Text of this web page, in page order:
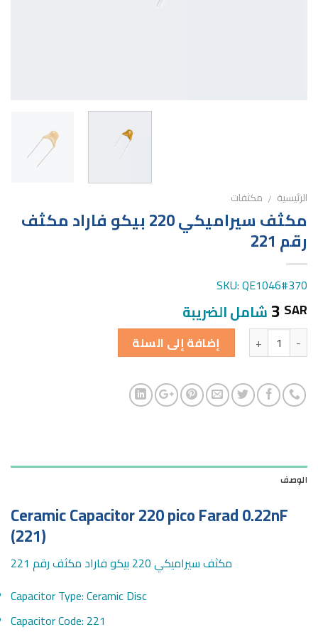
الرئيسية / مكثفات
مكثف سيراميكي 220 بيكو فاراد مكثف
رقم 221
SKU: QE1046#370
3 SAR شامل الضريبة
الكمية إضافة إلى السلة
الوصف
Ceramic Capacitor 220 pico Farad 0.22nF
(221)
مكثف سيراميكي 220 بيكو فاراد مكثف رقم 221
Capacitor Type: Ceramic Disc
Capacitor Code: 221